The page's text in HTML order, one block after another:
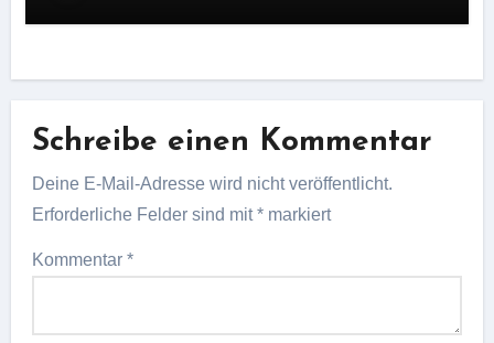
Schreibe einen Kommentar
Deine E-Mail-Adresse wird nicht veröffentlicht.
Erforderliche Felder sind mit* markiert
Kommentar*